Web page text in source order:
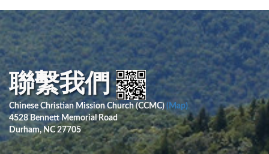
聯繫我們
Chinese Christian Mission Church (CCMC) (Map)
4528 Bennett Memorial Road
Durham, NC 27705